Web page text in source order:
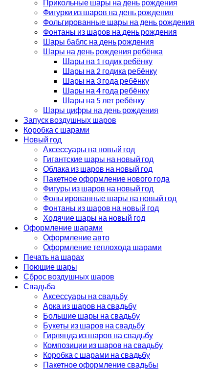
Прикольные шары на день рождения
Фигурки из шаров на день рождения
Фольгированные шары на день рождения
Фонтаны из шаров на день рождения
Шары баблс на день рождения
Шары на день рождения ребёнка
Шары на 1 годик ребёнку
Шары на 2 годика ребёнку
Шары на 3 года ребёнку
Шары на 4 года ребёнку
Шары на 5 лет ребёнку
Шары цифры на день рождения
Запуск воздушных шаров
Коробка с шарами
Новый год
Аксессуары на новый год
Гигантские шары на новый год
Облака из шаров на новый год
Пакетное оформление нового года
Фигуры из шаров на новый год
Фольгированные шары на новый год
Фонтаны из шаров на новый год
Ходячие шары на новый год
Оформление шарами
Оформление авто
Оформление теплохода шарами
Печать на шарах
Поющие шары
Сброс воздушных шаров
Свадьба
Аксессуары на свадьбу
Арка из шаров на свадьбу
Большие шары на свадьбу
Букеты из шаров на свадьбу
Гирлянда из шаров на свадьбу
Композиции из шаров на свадьбу
Коробка с шарами на свадьбу
Пакетное оформление свадьбы